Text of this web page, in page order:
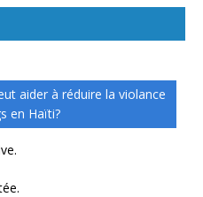
aider à réduire la violance
en Haïti?